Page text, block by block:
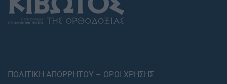
ΠΟΛΙΤΙΚΗ ΑΠΟΡΡΗΤΟΥ – ΟΡΟΙ ΧΡΗΣΗΣ